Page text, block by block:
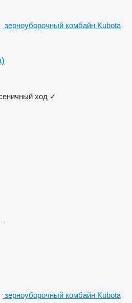
зерноуборочный комбайн Kubota
ход ✓
зерноуборочный комбайн Kubota